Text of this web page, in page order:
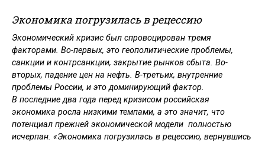
Экономика погрузилась в рецессию
Экономический кризис был спровоцирован тремя
факторами. Во-первых, это геополитические проблемы,
санкции и контрсанкции, закрытие рынков сбыта. Во-
вторых, падение цен на нефть. В-третьих, внутренние
проблемы России, и это доминирующий фактор.
В последние два года перед кризисом российская
экономика росла низкими темпами, а это значит, что
потенциал прежней экономической модели полностью
исчерпан. «Экономика погрузилась в рецессию, вернувшись